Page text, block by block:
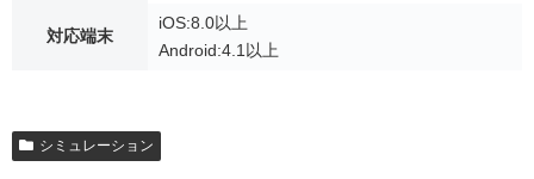
対応端末
iOS:8.0以上
Android:4.1以上
シミュレーション